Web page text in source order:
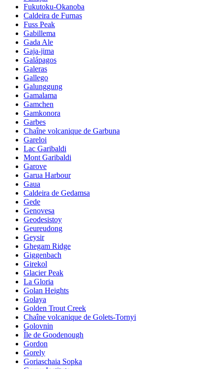
Fukutoku-Okanoba
Caldeira de Furnas
Fuss Peak
Gabillema
Gada Ale
Gaja-jima
Galápagos
Galeras
Gallego
Galunggung
Gamalama
Gamchen
Gamkonora
Garbes
Chaîne volcanique de Garbuna
Gareloi
Lac Garibaldi
Mont Garibaldi
Garove
Garua Harbour
Gaua
Caldeira de Gedamsa
Gede
Genovesa
Geodesistoy
Geureudong
Geysir
Ghegam Ridge
Giggenbach
Girekol
Glacier Peak
La Gloria
Golan Heights
Golaya
Golden Trout Creek
Chaîne volcanique de Golets-Tornyi
Golovnin
Île de Goodenough
Gordon
Gorely
Goriaschaia Sopka